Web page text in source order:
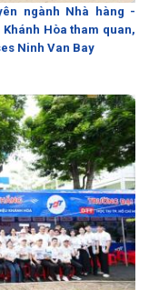
ngành Nhà hàng -
Khánh Hòa tham quan,
Ninh Van Bay